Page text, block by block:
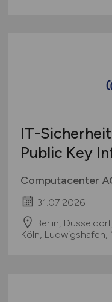
IT-
Public Key
Computacenter
31.07.2026
Berlin,
Köln,